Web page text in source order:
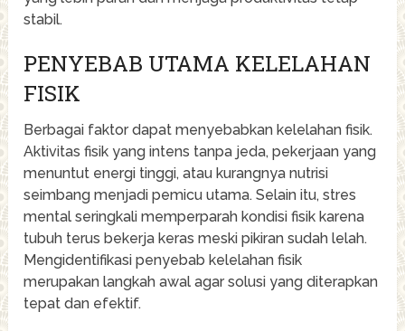
stabil.
PENYEBAB UTAMA KELELAHAN
FISIK
Berbagai faktor dapat menyebabkan kelelahan fisik.
Aktivitas fisik yang intens tanpa jeda, pekerjaan yang
menuntut energi tinggi, atau kurangnya nutrisi
seimbang menjadi pemicu utama. Selain itu, stres
mental seringkali memperparah kondisi fisik karena
tubuh terus bekerja keras meski pikiran sudah lelah.
Mengidentifikasi penyebab kelelahan fisik
merupakan langkah awal agar solusi yang diterapkan
tepat dan efektif.